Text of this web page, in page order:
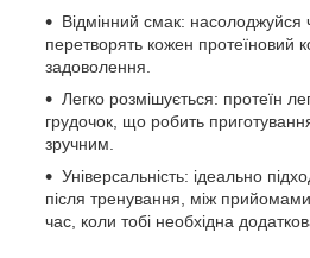
Відмінний смак: насолоджуйся
перетворять кожен протеїновий
задоволення.
Легко розмішується: протеїн
грудочок, що робить
зручним.
Універсальність: ідеально
після тренування, між
час, коли тобі необхідна